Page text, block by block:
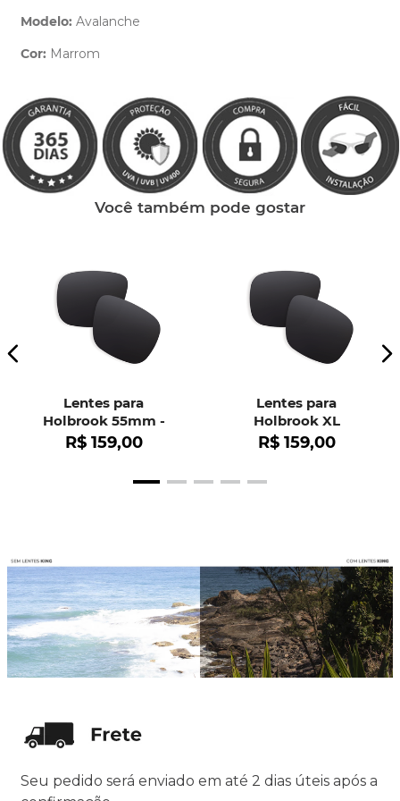
Modelo: Avalanche
Cor: Marrom
Você também pode gostar
Lentes para
Holbrook 55mm -
OO9102
R$ 159,00
Lentes para
Holbrook XL
R$ 159,00
Seu pedido será enviado em até 2 dias úteis após a